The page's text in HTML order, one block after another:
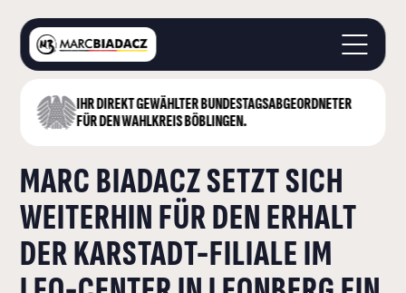
IHR DIREKT GEWÄHLTER BUNDESTAGS­ABGEORDNETER
FÜR DEN WAHLKREIS BÖBLINGEN.
STARTSEITE
LANDKREIS BÖBLINGEN
DEUTSCHER BUNDESTAG
AKTUELLES
KONTAKT
MARC BIADACZ SETZT SICH
WEITERHIN FÜR DEN ERHALT
DER KARSTADT-FILIALE IM